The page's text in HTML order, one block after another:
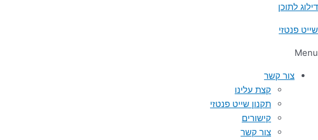
דילוג לתוכן
שייט פנטזי
Menu
צור קשר
קצת עלינו
תקנון שייט פנטזי
קישורים
צור קשר